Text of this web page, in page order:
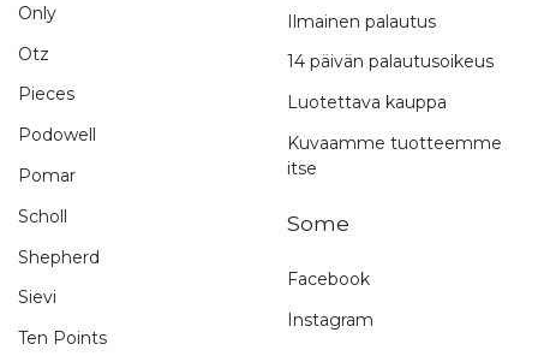
Only
Otz
Pieces
Podowell
Pomar
Scholl
Shepherd
Sievi
Ten Points
Ilmainen palautus
14 päivän palautusoikeus
Luotettava kauppa
Kuvaamme tuotteemme
itse
Some
Facebook
Instagram